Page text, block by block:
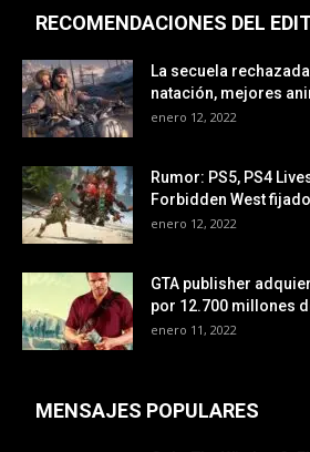
RECOMENDACIONES DEL
La secuela
natación, mejores
enero 12, 2022
Rumor: PS5, PS4
Forbidden West
enero 12, 2022
GTA publisher
por 12.700 millones
enero 11, 2022
MENSAJES POPULARES